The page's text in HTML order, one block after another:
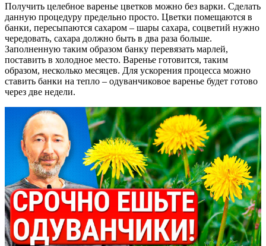
Получить целебное варенье цветков можно без варки. Сделать
данную процедуру предельно просто. Цветки помещаются в
банки, пересыпаются сахаром – шары сахара, соцветий нужно
чередовать, сахара должно быть в два раза больше.
Заполненную таким образом банку перевязать марлей,
поставить в холодное место. Варенье готовится, таким
образом, несколько месяцев. Для ускорения процесса можно
ставить банки на тепло – одуванчиковое варенье будет готово
через две недели.